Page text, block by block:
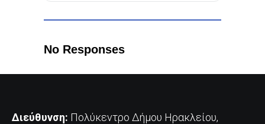
No Responses
Διεύθυνση: Πολύκεντρο Δήμου Ηρακλείου,